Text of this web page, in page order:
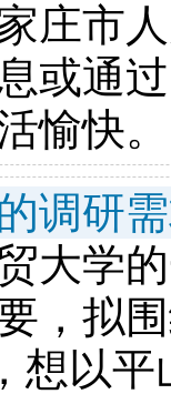
庄市
或通
愉快。
调研
大学
，拟
想以